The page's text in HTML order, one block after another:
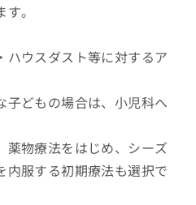
。
ハウスダスト等に対するア
子どもの場合は、小児科へ
薬物療法をはじめ、シーズ
内服する初期療法も選択で